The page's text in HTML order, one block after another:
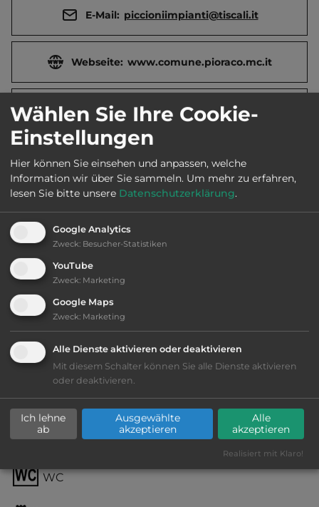
E-Mail: piccioniimpianti@tiscali.it
Webseite: www.comune.pioraco.mc.it
Öffnungszeiten: Ganzjährig geöffnet
Ausstattung:
bis 15,- Euro
Lage: schön
Geräuschkulisse: überwiegend ruhig
kiesig, harter Grund
Stromanschluss
WC
Wählen Sie Ihre Cookie-
Einstellungen
Hier können Sie einsehen und anpassen, welche
Information wir über Sie sammeln. Um mehr zu erfahren,
lesen Sie bitte unsere Datenschutzerklärung.
Google Analytics
Zweck: Besucher-Statistiken
YouTube
Zweck: Marketing
Google Maps
Zweck: Marketing
Alle Dienste aktivieren oder deaktivieren
Mit diesem Schalter können Sie alle Dienste aktivieren
oder deaktivieren.
Ich lehne
ab
Ausgewählte
akzeptieren
Alle
akzeptieren
Realisiert mit Klaro!